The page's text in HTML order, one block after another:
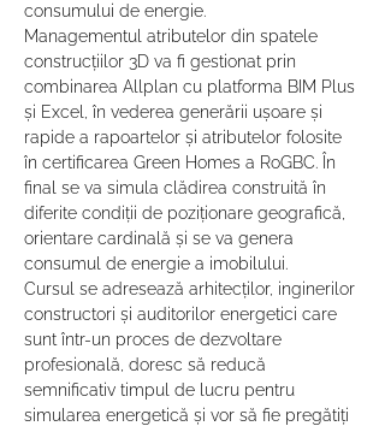
consumului de energie.
Managementul atributelor din spatele
construcțiilor 3D va fi gestionat prin
combinarea Allplan cu platforma BIM Plus
și Excel, în vederea generării ușoare și
rapide a rapoartelor și atributelor folosite
în certificarea Green Homes a RoGBC. În
final se va simula clădirea construită în
diferite condiții de poziționare geografică,
orientare cardinală și se va genera
consumul de energie a imobilului.
Cursul se adresează arhitecților, inginerilor
constructori și auditorilor energetici care
sunt într-un proces de dezvoltare
profesională, doresc să reducă
semnificativ timpul de lucru pentru
simularea energetică și vor să fie pregătiți